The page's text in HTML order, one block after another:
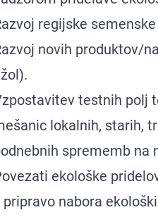
regijske
novih produktov/
testnih polj
lokalnih, starih,
sprememb na
ekološke
pripravo nabora